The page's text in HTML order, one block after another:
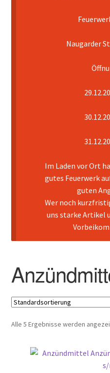
Pyrotechniker buchen
Naugarder
Im Laden vor Ort
gutes Feuerwerk
guten
Wer noch
uns starke Artikel
Alle 5 Ergebnisse werden